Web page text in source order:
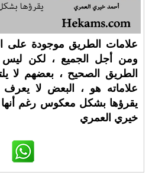
علامات الطريق موجودة على
ومن أجل الجميع ، لكن ليس
الطريق الصحيح ، بعضهم لا
علاماته هو ، البعض لا
يقرؤها بشكل معكوس رغم
خيري العمري